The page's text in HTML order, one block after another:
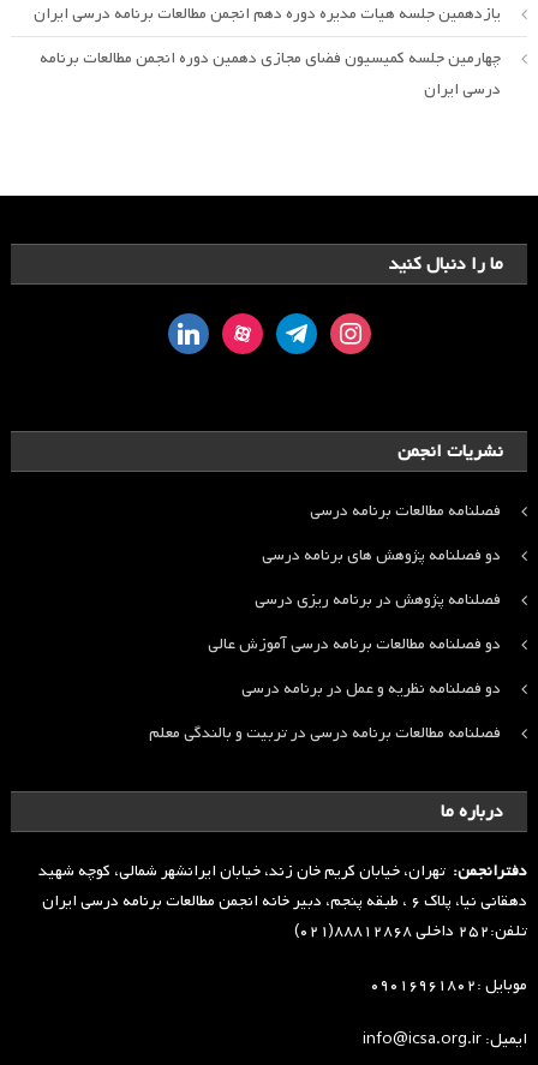
یازدهمین جلسه هیات مدیره دوره دهم انجمن مطالعات برنامه درسی ایران
چهارمین جلسه کمیسیون فضای مجازی دهمین دوره انجمن مطالعات برنامه
درسی ایران
ما را دنبال کنید
instagram
telegram
aparat
linkedin
نشریات انجمن
فصلنامه مطالعات برنامه درسی
دو فصلنامه پژوهش های برنامه درسی
فصلنامه پژوهش در برنامه ریزی درسی
دو فصلنامه مطالعات برنامه درسی آموزش عالی
دو فصلنامه نظریه و عمل در برنامه درسی
فصلنامه مطالعات برنامه درسی در تربیت و بالندگی معلم
درباره ما
دفترانجمن: تهران، خیابان کریم خان زند، خیابان ایرانشهر شمالی، کوچه شهید
دهقانی نیا، پلاک ۶ ، طبقه پنجم، دبیر خانه انجمن مطالعات برنامه درسی ایران
تلفن:۲۵۲ داخلی ۸۸۸۱۲۸۶۸(۰۲۱)
موبایل :۰۹۰۱۶۹۶۱۸۰۲
ایمیل: info@icsa.org.ir